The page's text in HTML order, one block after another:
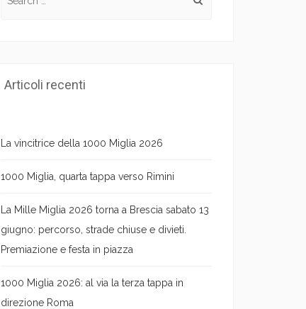
Articoli recenti
La vincitrice della 1000 Miglia 2026
1000 Miglia, quarta tappa verso Rimini
La Mille Miglia 2026 torna a Brescia sabato 13
giugno: percorso, strade chiuse e divieti.
Premiazione e festa in piazza
1000 Miglia 2026: al via la terza tappa in
direzione Roma